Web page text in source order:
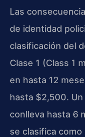
Las
de identidad
clasificación del
Clase 1 (Class 1
en hasta 12
hasta $2,500.
conlleva hasta 6
se clasifica